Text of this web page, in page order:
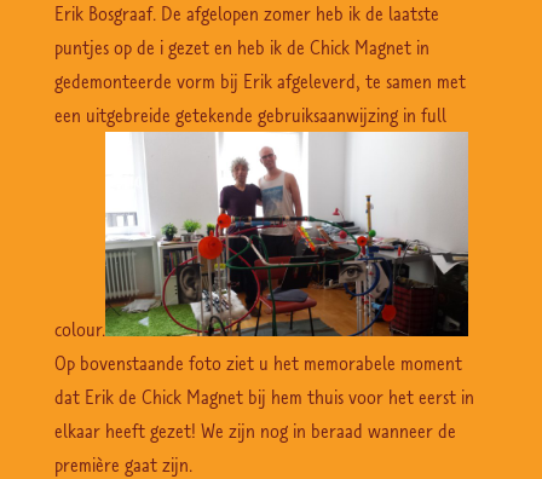
Erik Bosgraaf. De afgelopen zomer heb ik de laatste
puntjes op de i gezet en heb ik de Chick Magnet in
gedemonteerde vorm bij Erik afgeleverd, te samen met
een uitgebreide getekende gebruiksaanwijzing in full
colour.
Op bovenstaande foto ziet u het memorabele moment
dat Erik de Chick Magnet bij hem thuis voor het eerst in
elkaar heeft gezet! We zijn nog in beraad wanneer de
première gaat zijn.